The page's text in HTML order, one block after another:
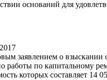
оснований для
заявлением о
по капитальному
которых составляет 14